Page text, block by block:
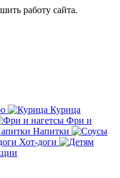
работу сайта.
Курица
Фри и
Напитки
Хот-доги